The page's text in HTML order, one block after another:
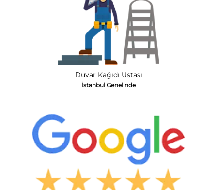
Duvar Kağıdı Ustası
İstanbul Genelinde